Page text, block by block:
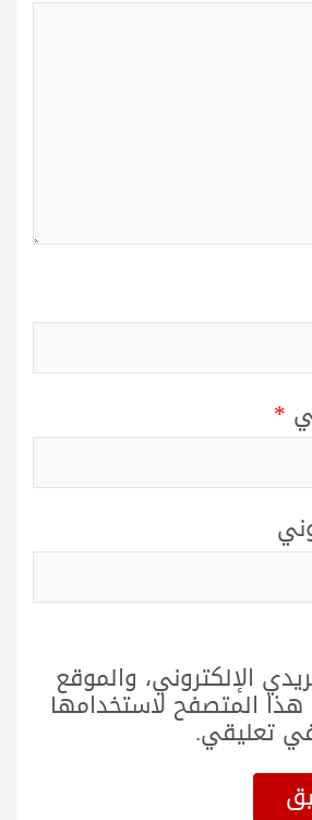
*
الإلكتروني، والموقع
هذا المتصفح لاستخدامها
في تعليقي.